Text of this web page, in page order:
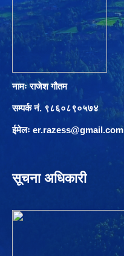
नामः राजेश गौतम
सम्पर्क नं. ९८६०८९०५७४
ईमेलः er.razess@gmail.com
सूचना अधिकारी